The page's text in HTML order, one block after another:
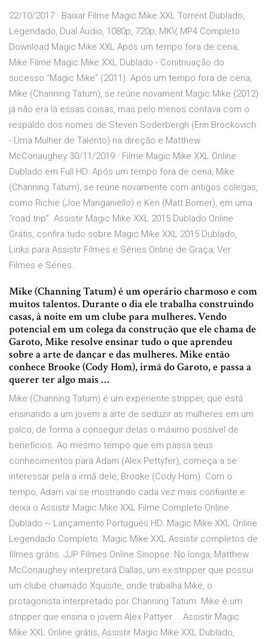
22/10/2017 · Baixar Filme Magic Mike XXL Torrent Dublado,
Legendado, Dual Áudio, 1080p, 720p, MKV, MP4 Completo
Download Magic Mike XXL Após um tempo fora de cena,
Mike Filme Magic Mike XXL Dublado - Conitnuação do
sucesso “Magic Mike” (2011). Após um tempo fora de cena,
Mike (Channing Tatum), se reúne novament Magic Mike (2012)
já não era lá essas coisas, mas pelo menos contava com o
respaldo dos nomes de Steven Soderbergh (Erin Brockovich
- Uma Mulher de Talento) na direção e Matthew
McConaughey 30/11/2019 · Filme Magic Mike XXL Online
Dublado em Full HD. Após um tempo fora de cena, Mike
(Channing Tatum), se reúne novamente com antigos colegas,
como Richie (Joe Manganiello) e Ken (Matt Bomer), em uma
“road trip”. Assistir Magic Mike XXL 2015 Dublado Online
Grátis, confira tudo sobre Magic Mike XXL 2015 Dublado,
Links para Assistir Filmes e Séries Online de Graça, Ver
Filmes e Séries.
Mike (Channing Tatum) é um operário charmoso e com
muitos talentos. Durante o dia ele trabalha construindo
casas, à noite em um clube para mulheres. Vendo
potencial em um colega da construção que ele chama de
Garoto, Mike resolve ensinar tudo o que aprendeu
sobre a arte de dançar e das mulheres. Mike então
conhece Brooke (Cody Hom), irmã do Garoto, e passa a
querer ter algo mais …
Mike (Channing Tatum) é um experiente stripper, que está
ensinando a um jovem a arte de seduzir as mulheres em um
palco, de forma a conseguir delas o máximo possível de
benefícios. Ao mesmo tempo que em passa seus
conhecimentos para Adam (Alex Pettyfer), começa a se
interessar pela a irmã dele, Brooke (Cody Horn). Com o
tempo, Adam vai se mostrando cada vez mais confiante e
deixa o Assistir Magic Mike XXL Filme Completo Online
Dublado ~ Lançamento Português HD. Magic Mike XXL Online
Legendado Completo. Magic Mike XXL Assistir completos de
filmes grátis. JJP Filmes Online Sinopse: No longa, Matthew
McConaughey interpretará Dallas, um ex-stripper que possui
um clube chamado Xquisite, onde trabalha Mike, o
protagonista interpretado por Channing Tatum. Mike é um
stripper que ensina o jovem Alex Pattyer … Assistir Magic
Mike XXL Online grátis, Assistir Magic Mike XXL Dublado,